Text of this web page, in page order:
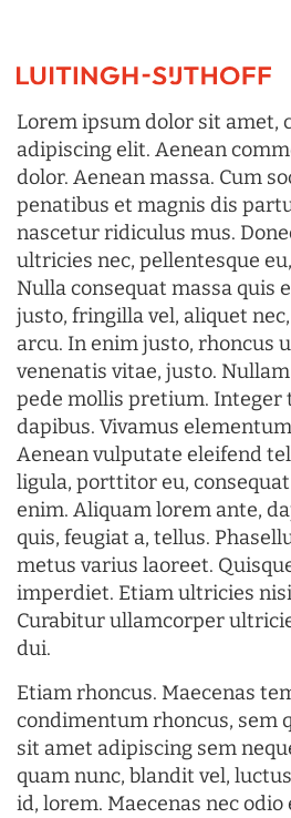
Lorem ipsum dolor sit amet,
adipiscing elit. Aenean
dolor. Aenean massa. Cum
penatibus et magnis dis
nascetur ridiculus mus.
ultricies nec, pellentesque
Nulla consequat massa quis
justo, fringilla vel, aliquet
arcu. In enim justo, rhoncus
venenatis vitae, justo.
pede mollis pretium. Integer
dapibus. Vivamus
Aenean vulputate eleifend
ligula, porttitor eu,
enim. Aliquam lorem ante,
quis, feugiat a, tellus.
metus varius laoreet.
imperdiet. Etiam ultricies
Curabitur ullamcorper
dui.
Etiam rhoncus. Maecenas
condimentum rhoncus, sem
sit amet adipiscing sem
quam nunc, blandit vel,
id, lorem. Maecenas nec